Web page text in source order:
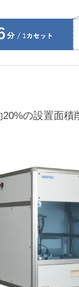
の設置面積